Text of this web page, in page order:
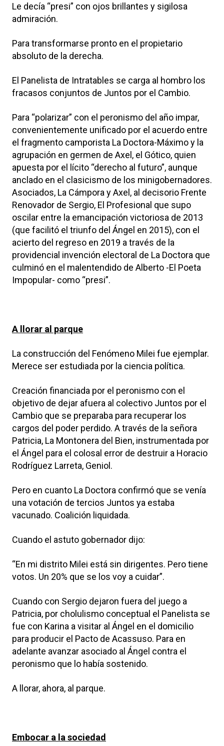
Le decía “presi” con ojos brillantes y sigilosa
admiración.
Para transformarse pronto en el propietario
absoluto de la derecha.
El Panelista de Intratables se carga al hombro los
fracasos conjuntos de Juntos por el Cambio.
Para “polarizar” con el peronismo del año impar,
convenientemente unificado por el acuerdo entre
el fragmento camporista La Doctora-Máximo y la
agrupación en germen de Axel, el Gótico, quien
apuesta por el lícito “derecho al futuro”, aunque
anclado en el clasicismo de los minigobernadores.
Asociados, La Cámpora y Axel, al decisorio Frente
Renovador de Sergio, El Profesional que supo
oscilar entre la emancipación victoriosa de 2013
(que facilitó el triunfo del Ángel en 2015), con el
acierto del regreso en 2019 a través de la
providencial invención electoral de La Doctora que
culminó en el malentendido de Alberto -El Poeta
Impopular- como “presi”.
A llorar al parque
La construcción del Fenómeno Milei fue ejemplar.
Merece ser estudiada por la ciencia política.
Creación financiada por el peronismo con el
objetivo de dejar afuera al colectivo Juntos por el
Cambio que se preparaba para recuperar los
cargos del poder perdido. A través de la señora
Patricia, La Montonera del Bien, instrumentada por
el Ángel para el colosal error de destruir a Horacio
Rodríguez Larreta, Geniol.
Pero en cuanto La Doctora confirmó que se venía
una votación de tercios Juntos ya estaba
vacunado. Coalición liquidada.
Cuando el astuto gobernador dijo:
“En mi distrito Milei está sin dirigentes. Pero tiene
votos. Un 20% que se los voy a cuidar”.
Cuando con Sergio dejaron fuera del juego a
Patricia, por cholulismo conceptual el Panelista se
fue con Karina a visitar al Ángel en el domicilio
para producir el Pacto de Acassuso. Para en
adelante avanzar asociado al Ángel contra el
peronismo que lo había sostenido.
A llorar, ahora, al parque.
Embocar a la sociedad